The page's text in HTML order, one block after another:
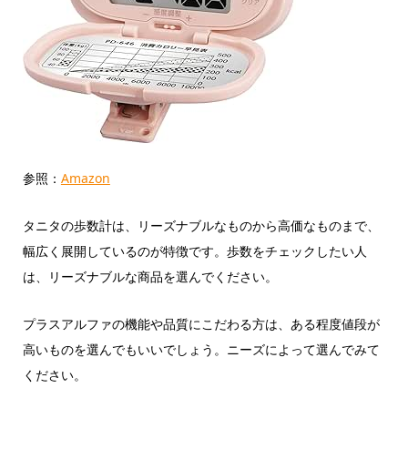
参照： Amazon
タニタの歩数計は、リーズナブルなものから高価なものまで、
幅広く展開しているのが特徴です。歩数をチェックしたい人
は、リーズナブルな商品を選んでください。
プラスアルファの機能や品質にこだわる方は、ある程度値段が
高いものを選んでもいいでしょう。ニーズによって選んでみて
ください。